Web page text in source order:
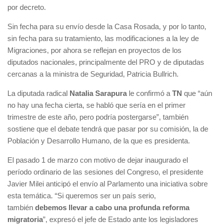
por decreto.
Sin fecha para su envío desde la Casa Rosada, y por lo tanto,
sin fecha para su tratamiento, las modificaciones a la ley de
Migraciones, por ahora se reflejan en proyectos de los
diputados nacionales, principalmente del PRO y de diputadas
cercanas a la ministra de Seguridad, Patricia Bullrich.
La diputada radical Natalia Sarapura le confirmó a TN que “aún
no hay una fecha cierta, se habló que sería en el primer
trimestre de este año, pero podría postergarse”, también
sostiene que el debate tendrá que pasar por su comisión, la de
Población y Desarrollo Humano, de la que es presidenta.
El pasado 1 de marzo con motivo de dejar inaugurado el
período ordinario de las sesiones del Congreso, el presidente
Javier Milei anticipó el envío al Parlamento una iniciativa sobre
esta temática. “Si queremos ser un país serio,
también debemos llevar a cabo una profunda reforma
migratoria”, expresó el jefe de Estado ante los legisladores